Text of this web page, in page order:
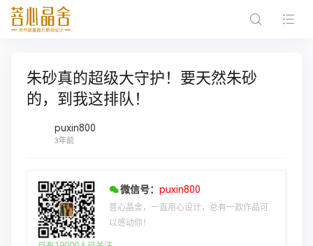
朱砂真的超级大守护！要天然朱砂
的，到我这排队！
puxin800
3年前
微信号： puxin800
菩心晶舍，一直用心设计，总有一款作品可
以感动你！